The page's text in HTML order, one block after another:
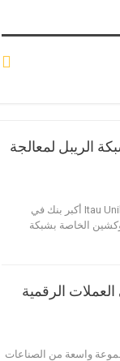
الريبل لمعالجة
عرب بت - في 21 شباط/فبراير كشف فريق الريبل أن بنك Itau Unibanco أكبر بنك في
الخاصة بشبكة
الرقمية
واسعة من الصناعات